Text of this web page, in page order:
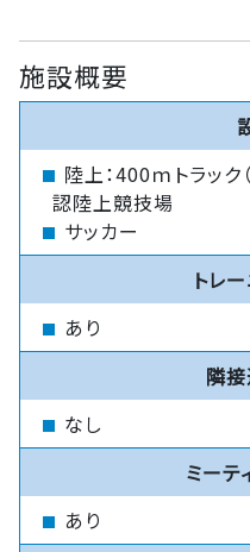
施設概要
陸上：400ｍトラッ
認陸上競技場
サッカー
トレ
あり
隣
なし
ミーテ
あり